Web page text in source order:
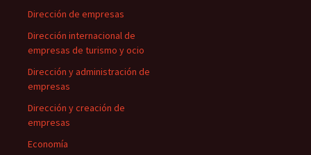
Dirección de empresas
Dirección internacional de
empresas de turismo y ocio
Dirección y administración de
empresas
Dirección y creación de
empresas
Economía